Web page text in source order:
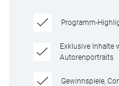
Programm-
Exklusive Inhalte
Autorenportraits
Gewinnspiele,